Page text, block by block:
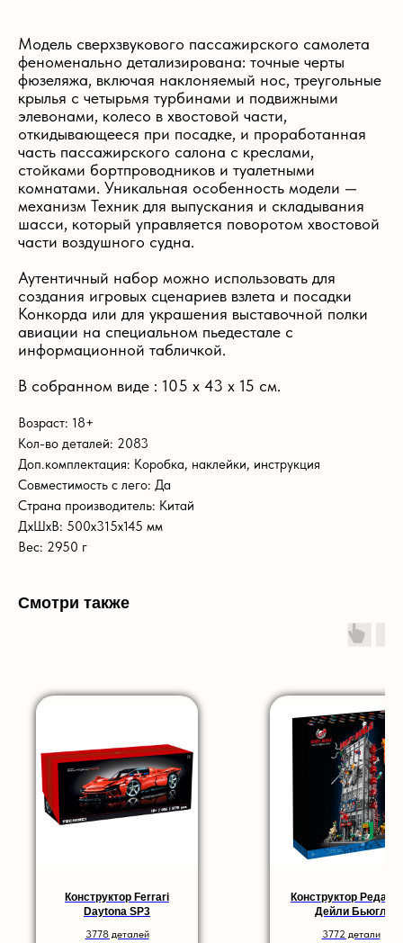
Модель сверхзвукового пассажирского самолета
феноменально детализирована: точные черты
фюзеляжа, включая наклоняемый нос, треугольные
крылья с четырьмя турбинами и подвижными
элевонами, колесо в хвостовой части,
откидывающееся при посадке, и проработанная
часть пассажирского салона с креслами,
стойками бортпроводников и туалетными
комнатами. Уникальная особенность модели —
механизм Техник для выпускания и складывания
шасси, который управляется поворотом хвостовой
части воздушного судна.
Аутентичный набор можно использовать для
создания игровых сценариев взлета и посадки
Конкорда или для украшения выставочной полки
авиации на специальном пьедестале с
информационной табличкой.
В собранном виде : 105 х 43 х 15 см.
Возраст: 18+
Кол-во деталей: 2083
Доп.комплектация: Коробка, наклейки, инструкция
Совместимость с лего: Да
Страна производитель: Китай
ДxШxВ: 500x315x145 мм
Вес: 2950 г
Смотри также
Конструктор Ferrari
Daytona SP3
3778 деталей
Конструктор
Дeйли Бьюгл
3772 детали